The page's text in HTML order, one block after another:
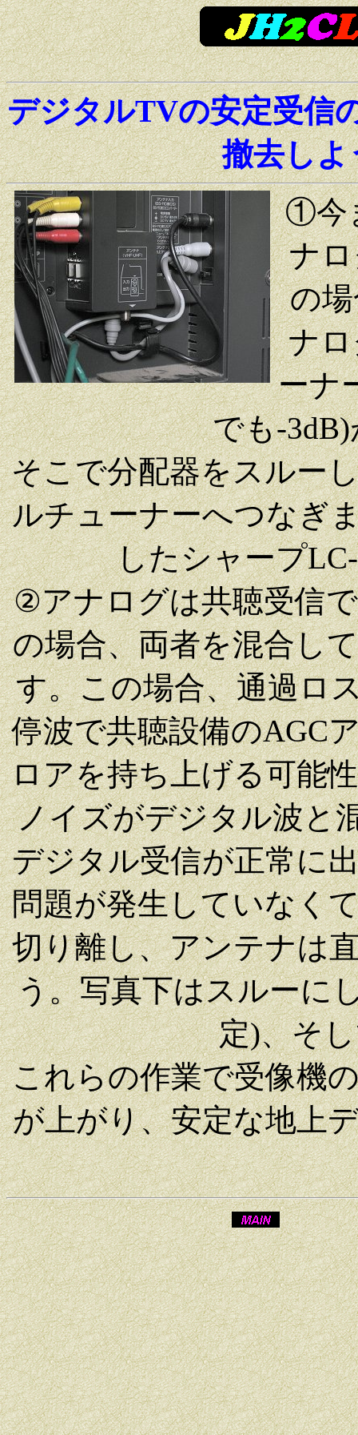
デジタルTVの安定受信
撤去しよ
①今
ナ
の
ナ
ーナ
でも-
そこで分配器をスルー
ルチューナーへつなぎ
したシャープ
②アナログは共聴受信
の場合、両者を混合し
す。この場合、通過ロ
停波で共聴設備のAGC
ロアを持ち上げる可能
ノイズがデジタル波と
デジタル受信が正常に
問題が発生していなく
切り離し、アンテナは
う。写真下はスルーに
定)、そ
これらの作業で受像機
が上がり、安定な地上